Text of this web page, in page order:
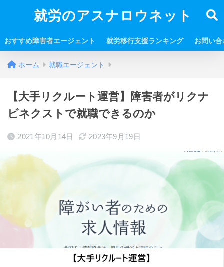
就労のアスナロウネット
おすすめ障害者エージェント 就労移行支援ランキング お問い
ホーム 就職エージェント
【大手リクルート運営】障害者がリクナ
ビネクストで就職できるのか
2021年10月14日 2023年9月19日